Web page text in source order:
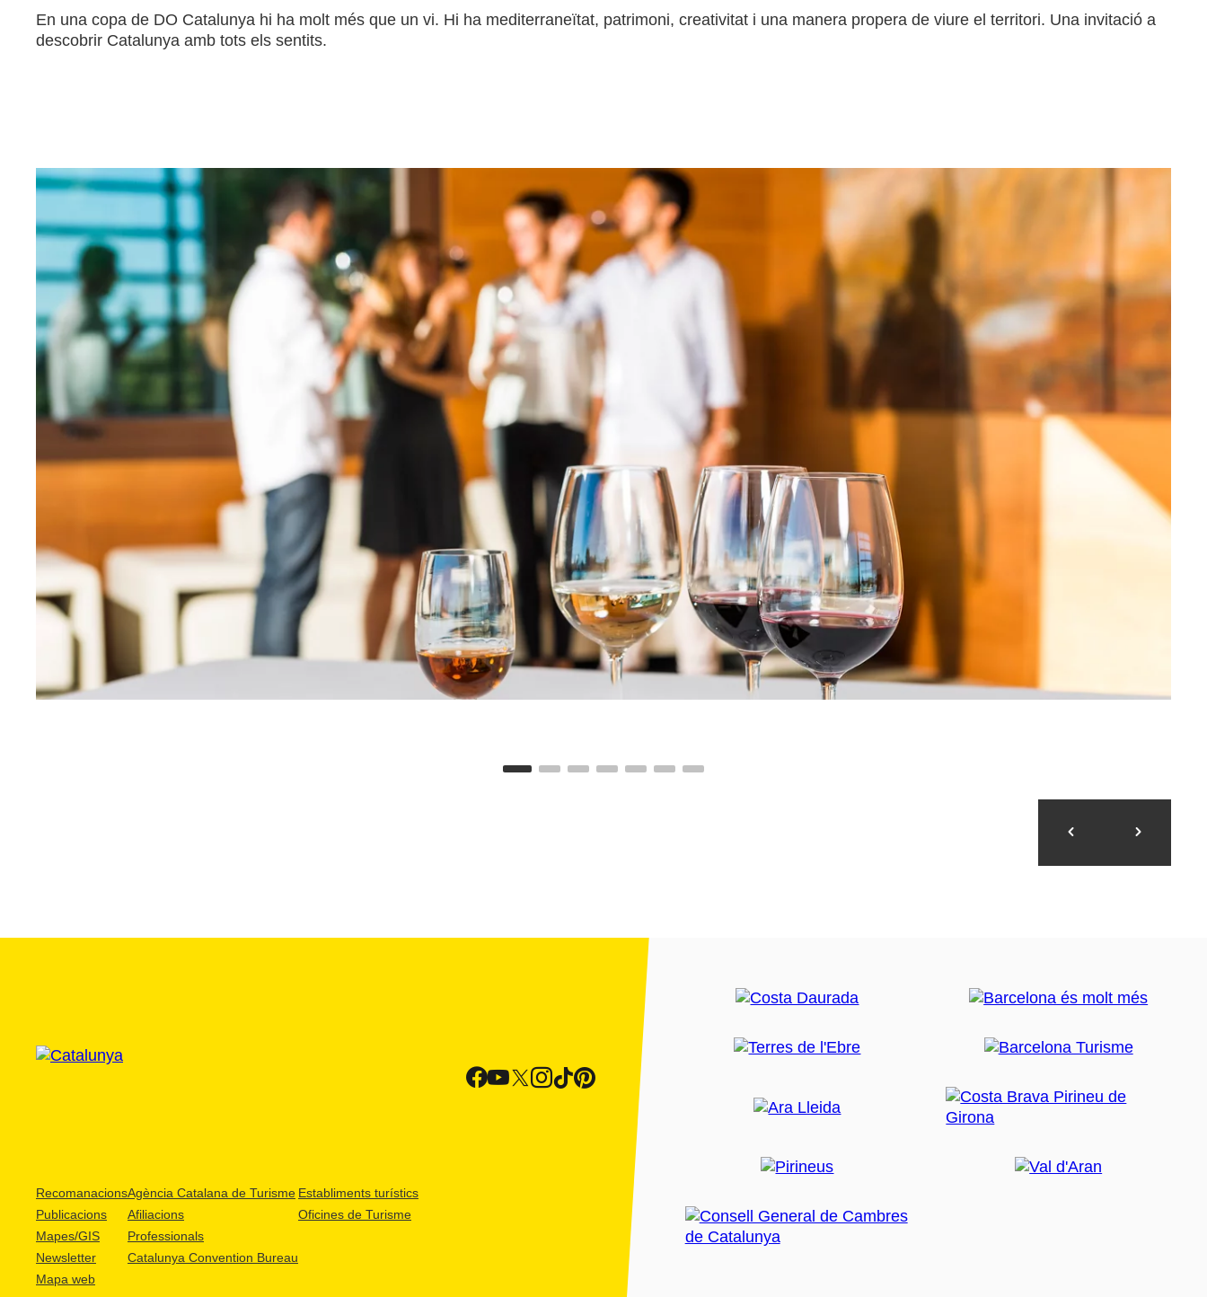
En una copa de DO Catalunya hi ha molt més que un vi. Hi ha mediterraneïtat, patrimoni, creativitat i una manera propera de viure el territori. Una invitació a
descobrir Catalunya amb tots els sentits.
Recomanacions
Publicacions
Mapes/GIS
Newsletter
Mapa web
Agència Catalana de Turisme
Afiliacions
Professionals
Catalunya Convention Bureau
Establiments turístics
Oficines de Turisme